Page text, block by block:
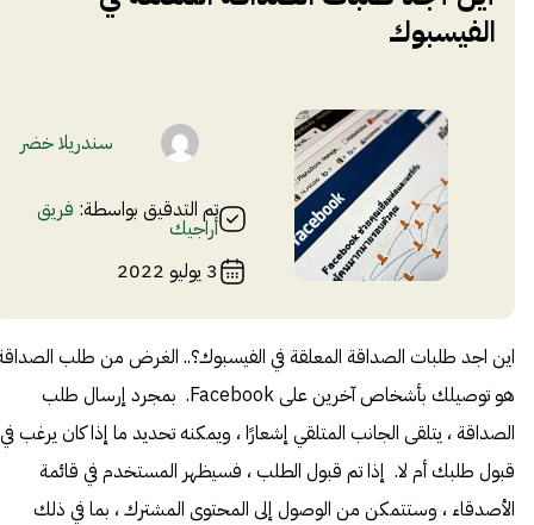
الفيسبوك
سندريلا خضر
تم التدقيق بواسطة: فريق
أراجيك
3 يوليو 2022
اين اجد طلبات الصداقة المعلقة في الفيسبوك؟.. الغرض من طلب
هو توصيلك بأشخاص آخرين على Facebook. بمجرد إرسال طلب
الصداقة ، يتلقى الجانب المتلقي إشعارًا ، ويمكنه تحديد ما إذا كان يرغب في
قبول طلبك أم لا. إذا تم قبول الطلب ، فسيظهر المستخدم في قائمة
الأصدقاء ، وستتمكن من الوصول إلى المحتوى المشترك ، بما في ذلك